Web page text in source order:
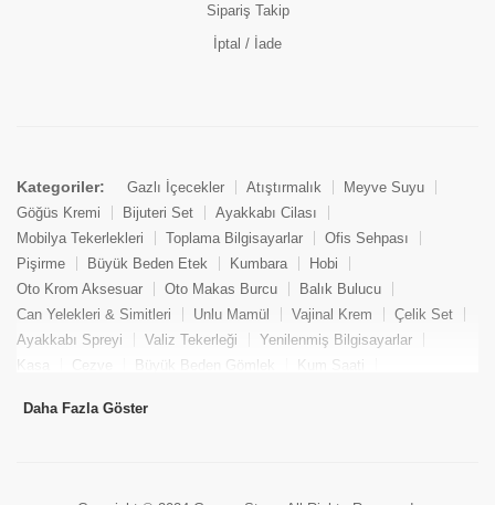
Sipariş Takip
İptal / İade
Kategoriler: Gazlı İçecekler Atıştırmalık
Meyve Suyu
Göğüs Kremi
Bijuteri Set
Ayakkabı Cilası
Mobilya Tekerlekleri
Toplama Bilgisayarlar
Ofis Sehpası
Pişirme
Büyük Beden Etek Kumbara
Hobi
Oto Krom Aksesuar
Oto Makas Burcu
Balık Bulucu
Can Yelekleri & Simitleri
Unlu Mamül Vajinal Krem
Çelik Set
Ayakkabı Spreyi
Valiz Tekerleği
Yenilenmiş Bilgisayarlar
Kasa
Cezve Büyük Beden Gömlek
Kum Saati
Tekne Bağlama & Demirleme
Daha Fazla Göster